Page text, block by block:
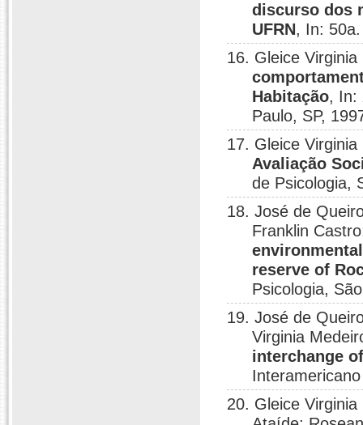
discurso dos
UFRN, In:
16. Gleice
Habitação, In:
Paulo, SP,
17. Gleice
Avaliação
de Psicologia,
18. José de
Franklin
reserve of
Psicologia,
19. José de
Virginia
interchange
20. Gleice